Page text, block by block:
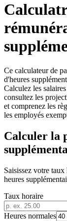
Ce calculateur de
d'heures
Calculez les
consultez les
et comprenez les
les employés
Calculer la
Saisissez votre
heures
Taux horaire
Heures normales